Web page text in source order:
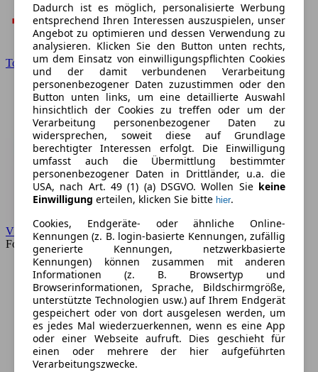
Toyota
VW
Forum
Dadurch ist es möglich, personalisierte Werbung
entsprechend Ihren Interessen auszuspielen, unser
Angebot zu optimieren und dessen Verwendung zu
analysieren. Klicken Sie den Button unten rechts,
um dem Einsatz von einwilligungspflichten Cookies
und der damit verbundenen Verarbeitung
personenbezogener Daten zuzustimmen oder den
Button unten links, um eine detaillierte Auswahl
hinsichtlich der Cookies zu treffen oder um der
Verarbeitung personenbezogener Daten zu
widersprechen, soweit diese auf Grundlage
berechtigter Interessen erfolgt. Die Einwilligung
umfasst auch die Übermittlung bestimmter
personenbezogener Daten in Drittländer, u.a. die
USA, nach Art. 49 (1) (a) DSGVO. Wollen Sie keine
Einwilligung erteilen, klicken Sie bitte hier.
Cookies, Endgeräte- oder ähnliche Online-
Kennungen (z. B. login-basierte Kennungen, zufällig
generierte Kennungen, netzwerkbasierte
Kennungen) können zusammen mit anderen
Informationen (z. B. Browsertyp und
Browserinformationen, Sprache, Bildschirmgröße,
unterstützte Technologien usw.) auf Ihrem Endgerät
gespeichert oder von dort ausgelesen werden, um
es jedes Mal wiederzuerkennen, wenn es eine App
oder einer Webseite aufruft. Dies geschieht für
einen oder mehrere der hier aufgeführten
Verarbeitungszwecke.